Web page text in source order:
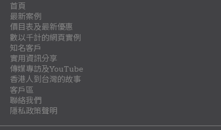
首頁
背
景
分
享
關
於
我
們
作
品
收
費
聯
絡
最新案例
一
頁
式
網
站
案
例
多
頁
式
網
站
案
例
行
業
案
例
價目表及最新優惠
網
站
架
設
優
惠
方
案
立
即
登
記
優
惠
數以千計的網頁實例
客
戶
總
目
錄
地
產
.
室
內
設
團
體
.
協
會
教
育
及
時
裝
日
飲
律
知名客戶
實用資訊分享
懶
人
包
最
新
網
網
路
各
進
昔
傳媒專訪及YouTube
傳
媒
專
香
港
阿
阿
架
香港人到台灣的故事
香
港
移
雅
我
客戶區
系
插
免
聯絡我們
隱私政策聲明